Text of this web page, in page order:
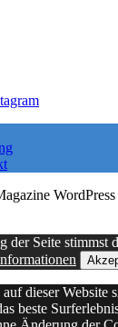
der Seite stimmst
dieser Website
beste